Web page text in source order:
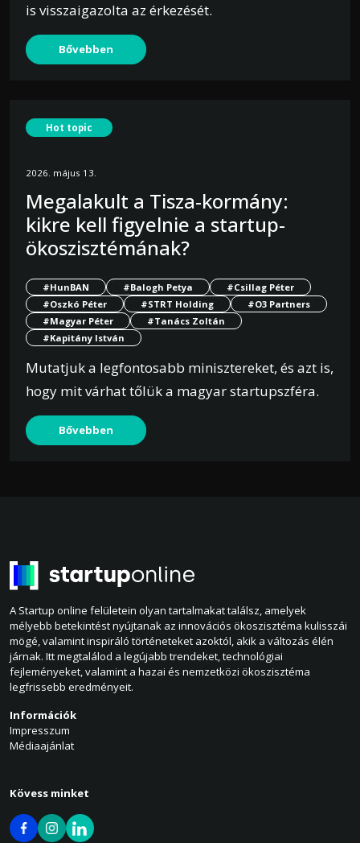
is visszaigazolta az érkezését.
Bővebben
Hot topic
2026. május 13.
Megalakult a Tisza-kormány:
kikre kell figyelnie a startup-
ökoszisztémának?
#HunBAN #Balogh Petya
#Csillag Péter
#Oszkó Péter
#STRT Holding
#O3 Partners
#Magyar Péter
#Tanács Zoltán
#Kapitány István
Mutatjuk a legfontosabb minisztereket, és azt is,
hogy mit várhat tőlük a magyar startupszféra.
Bővebben
A Startup online felületein olyan tartalmakat találsz, amelyek
mélyebb betekintést nyújtanak az innovációs ökoszisztéma kulisszái
mögé, valamint inspiráló történeteket azoktól, akik a változás élén
járnak. Itt megtalálod a legújabb trendeket, technológiai
fejleményeket, valamint a hazai és nemzetközi ökoszisztéma
legfrissebb eredményeit.
Információk
Impresszum
Médiaajánlat
Kövess minket